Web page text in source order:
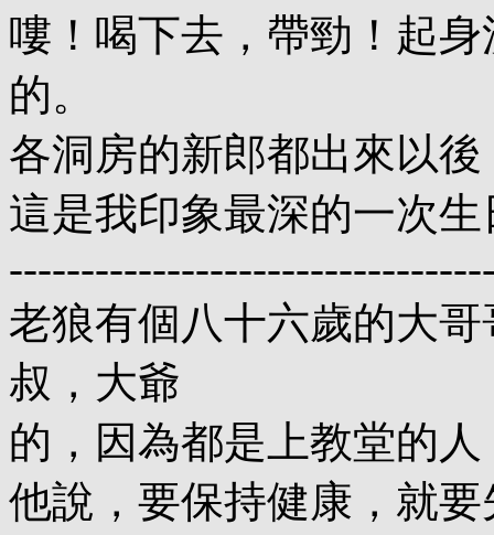
嘍！喝下去，帶勁！起
的。
各洞房的新郎都出來以
這是我印象最深的一次生
老狼有個八十六歲的大
叔，大爺
的，因為都是上教堂的
他說，要保持健康，就